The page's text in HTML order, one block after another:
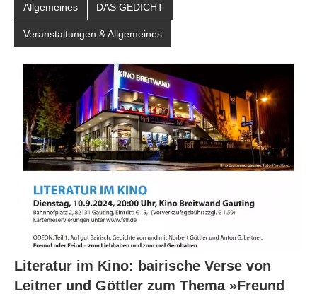
Allgemeines DAS GEDICHT
Veranstaltungen & Allgemeines
Literatur im Kino: bairische Verse von
Leitner und Göttler zum Thema »Freund